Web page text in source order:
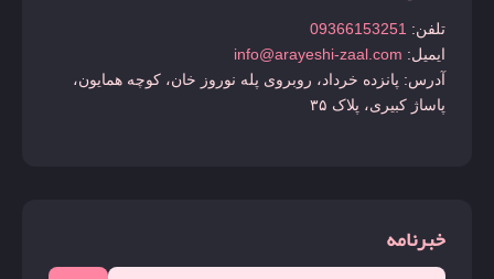
تلفن: 09366153251
ایمیل: info@arayeshi-zaal.com
آدرس: پانزده خرداد، روبروی پله نوروز خان، کوچه همایون،
پاساژ کبیری، پلاک ۳۵
خبرنامه